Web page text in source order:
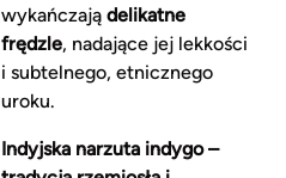
wykańczają delikatne
frędzle, nadające jej lekkości
i subtelnego, etnicznego
uroku.
Indyjska narzuta indygo –